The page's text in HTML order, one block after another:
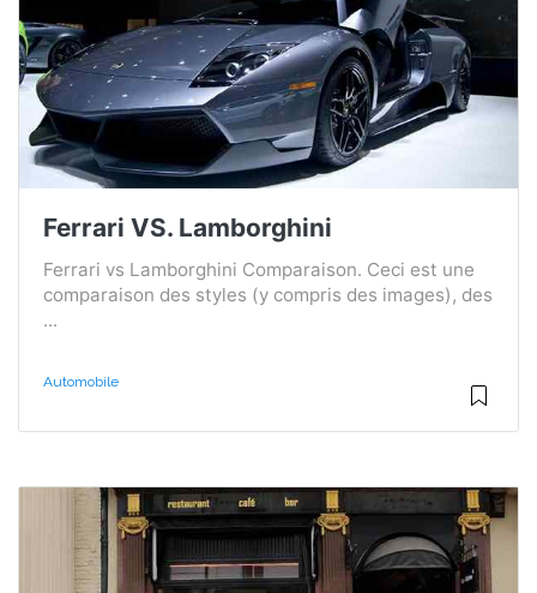
Ferrari VS. Lamborghini
Ferrari vs Lamborghini Comparaison. Ceci est une
comparaison des styles (y compris des images), des
...
Automobile